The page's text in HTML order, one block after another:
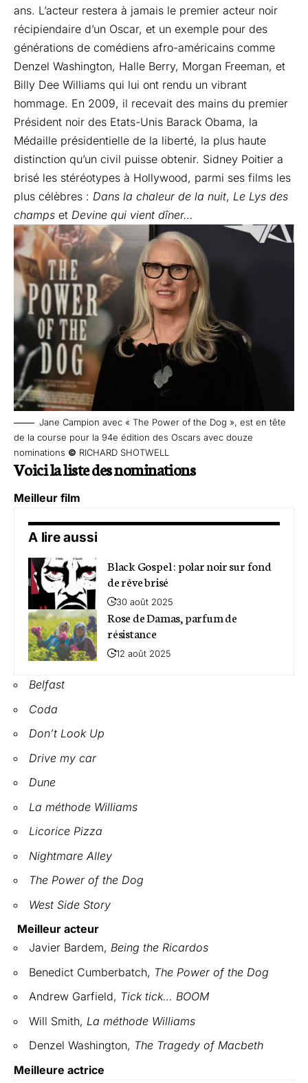
ans. L’acteur restera à jamais le premier acteur noir
récipiendaire d’un Oscar, et un exemple pour des
générations de comédiens afro-américains comme
Denzel Washington, Halle Berry, Morgan Freeman, et
Billy Dee Williams qui lui ont rendu un vibrant
hommage. En 2009, il recevait des mains du premier
Président noir des Etats-Unis Barack Obama, la
Médaille présidentielle de la liberté, la plus haute
distinction qu’un civil puisse obtenir. Sidney Poitier a
brisé les stéréotypes à Hollywood, parmi ses films les
plus célèbres : Dans la chaleur de la nuit, Le Lys des
champs et Devine qui vient dîner…
Jane Campion avec « The Power of the Dog », est en tête
de la course pour la 94e édition des Oscars avec douze
nominations © RICHARD SHOTWELL
Voici la liste des nominations
Meilleur film
A lire aussi
Black Gospel : polar noir sur fond
de rêve brisé
30 août 2025
Rose de Damas, parfum de
résistance
12 août 2025
Belfast
Coda
Don’t Look Up
Drive my car
Dune
La méthode Williams
Licorice Pizza
Nightmare Alley
The Power of the Dog
West Side Story
Meilleur acteur
Javier Bardem, Being the Ricardos
Benedict Cumberbatch, The Power of the Dog
Andrew Garfield, Tick tick… BOOM
Will Smith, La méthode Williams
Denzel Washington, The Tragedy of Macbeth
Meilleure actrice